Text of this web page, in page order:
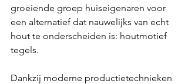
groeiende groep huiseigenaren voor
een alternatief dat nauwelijks van echt
hout te onderscheiden is: houtmotief
tegels.
Dankzij moderne productietechnieken